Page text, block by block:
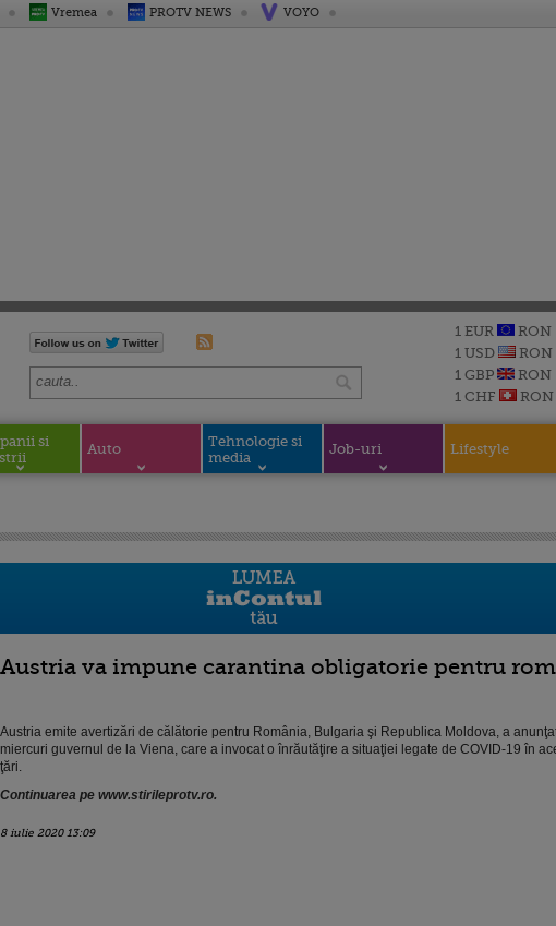
Vremea PROTV NEWS VOYO
1 EUR
RON
1 USD
RON
1 GBP
RON
1 CHF
RON
si
Auto
Tehnologie si
media
Job-uri Lifestyle
Austria va impune carantina obligatorie pentru
Austria emite avertizări de călătorie pentru România, Bulgaria şi Republica Moldova, a
miercuri guvernul de la Viena, care a invocat o înrăutăţire a situaţiei legate de COVID-19 în
ţări.
Continuarea pe www.stirileprotv.ro.
8 iulie 2020 13:09